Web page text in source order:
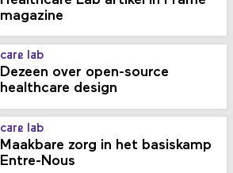
magazine
care lab
Dezeen over open-source
healthcare design
care lab
Maakbare zorg in het basiskamp
Entre-Nous